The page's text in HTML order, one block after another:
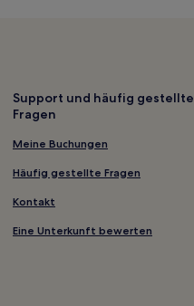
upon-Avon
Grand Central
Support und häufig gestellte
Fragen
Meine Buchungen
Häufig gestellte Fragen
Kontakt
Eine Unterkunft bewerten